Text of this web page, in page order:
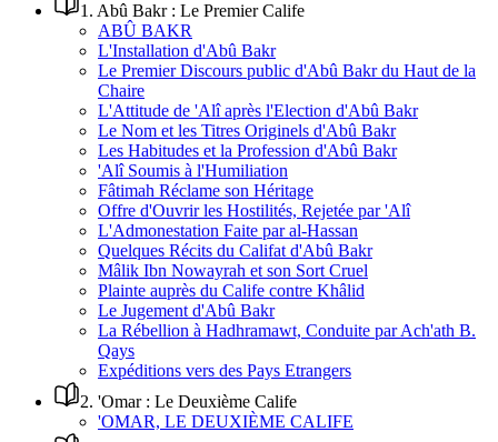
1 . Abû Bakr : Le Premier Calife
ABÛ BAKR
L'Installation d'Abû Bakr
Le Premier Discours public d'Abû Bakr du Haut de la
Chaire
L'Attitude de 'Alî après l'Election d'Abû Bakr
Le Nom et les Titres Originels d'Abû Bakr
Les Habitudes et la Profession d'Abû Bakr
'Alî Soumis à l'Humiliation
Fâtimah Réclame son Héritage
Offre d'Ouvrir les Hostilités, Rejetée par 'Alî
L'Admonestation Faite par al-Hassan
Quelques Récits du Califat d'Abû Bakr
Mâlik Ibn Nowayrah et son Sort Cruel
Plainte auprès du Calife contre Khâlid
Le Jugement d'Abû Bakr
La Rébellion à Hadhramawt, Conduite par Ach'ath B.
Qays
Expéditions vers des Pays Etrangers
2. 'Omar : Le Deuxième Calife
'OMAR, LE DEUXIÈME CALIFE